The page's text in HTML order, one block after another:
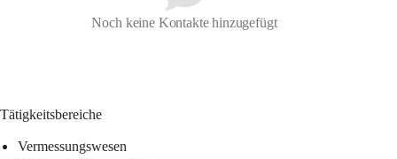
Noch keine Kontakte hinzugefügt
Tätigkeitsbereiche
Vermessungswesen